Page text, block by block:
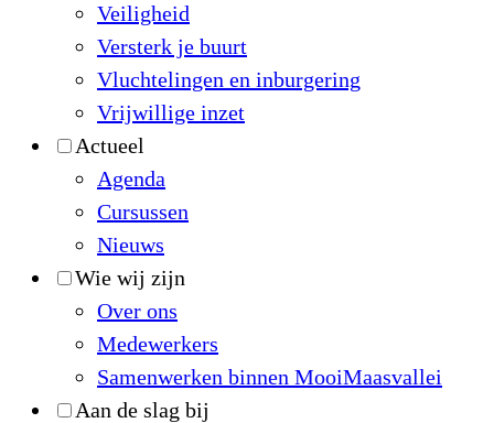
Veiligheid
Versterk je buurt
Vluchtelingen en inburgering
Vrijwillige inzet
Actueel
Agenda
Cursussen
Nieuws
Wie wij zijn
Over ons
Medewerkers
Samenwerken binnen MooiMaasvallei
Aan de slag bij